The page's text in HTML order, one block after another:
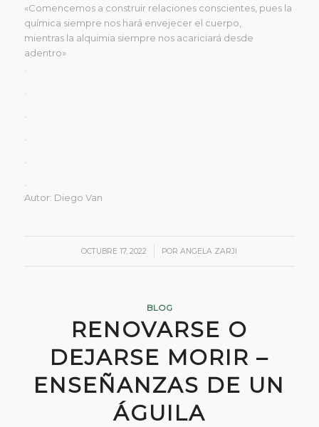
«Comencemos a construir relaciones conscientes, pues la
química siempre nos hará envejecer el cuerpo,
mientras la alquimia siempre nos acariciará desde
adentro»
.
.
Autor: Diego Van
OCTUBRE 17, 2022
/ PORANGELA ZARJI
BLOG
RENOVARSE O
DEJARSE MORIR –
ENSEÑANZAS DE UN
ÁGUILA